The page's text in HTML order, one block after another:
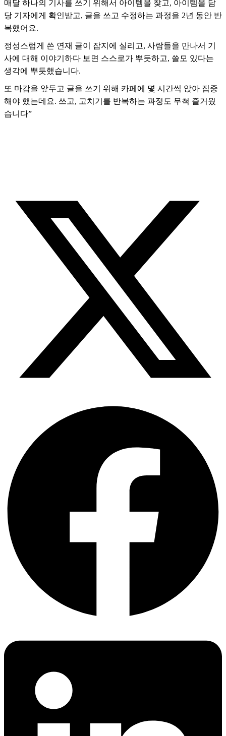
매달 하나의 기사를 쓰기 위해서 아이템을 찾고, 아이템을 담
당 기자에게 확인받고, 글을 쓰고 수정하는 과정을 2년 동안 반
복했어요.
정성스럽게 쓴 연재 글이 잡지에 실리고, 사람들을 만나서 기
사에 대해 이야기하다 보면 스스로가 뿌듯하고, 쓸모 있다는
생각에 뿌듯했습니다.
또 마감을 앞두고 글을 쓰기 위해 카페에 몇 시간씩 앉아 집중
해야 했는데요. 쓰고, 고치기를 반복하는 과정도 무척 즐거웠
습니다”